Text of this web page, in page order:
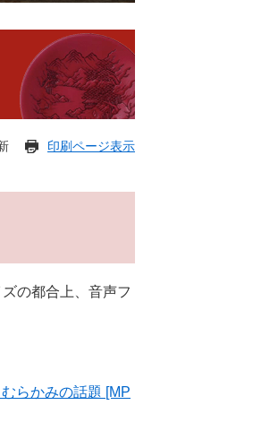
印刷ページ表示
の都合上、音声フ
らかみの話題 [MP